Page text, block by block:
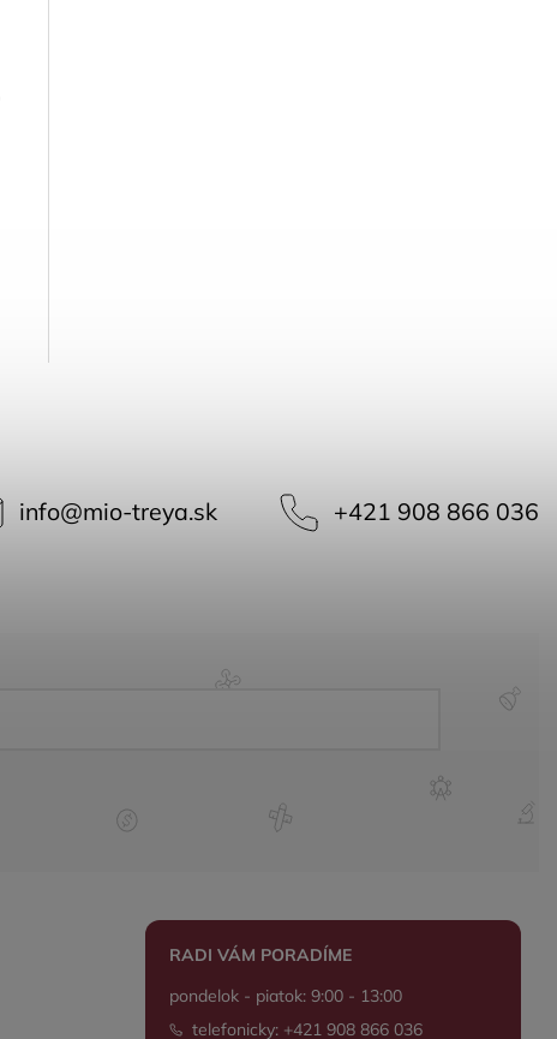
info@mio-treya.sk +421 908 866 036
RADI VÁM PORADÍME
pondelok - piatok: 9:00 - 13:00
telefonicky: +421 908 866 036